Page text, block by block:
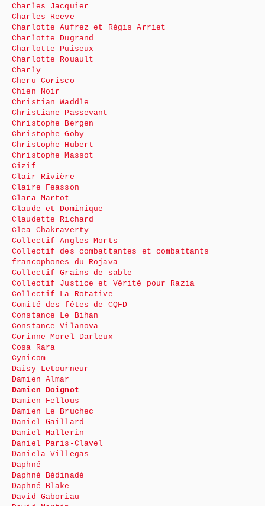
Charles Jacquier
Charles Reeve
Charlotte Aufrez et Régis Arriet
Charlotte Dugrand
Charlotte Puiseux
Charlotte Rouault
Charly
Cheru Corisco
Chien Noir
Christian Waddle
Christiane Passevant
Christophe Bergen
Christophe Goby
Christophe Hubert
Christophe Massot
Cizif
Clair Rivière
Claire Feasson
Clara Martot
Claude et Dominique
Claudette Richard
Clea Chakraverty
Collectif Angles Morts
Collectif des combattantes et combattants
francophones du Rojava
Collectif Grains de sable
Collectif Justice et Vérité pour Razia
Collectif La Rotative
Comité des fêtes de CQFD
Constance Le Bihan
Constance Vilanova
Corinne Morel Darleux
Cosa Rara
Cynicom
Daisy Letourneur
Damien Almar
Damien Doignot
Damien Fellous
Damien Le Bruchec
Daniel Gaillard
Daniel Mallerin
Daniel Paris-Clavel
Daniela Villegas
Daphné
Daphné Bédinadé
Daphné Blake
David Gaboriau